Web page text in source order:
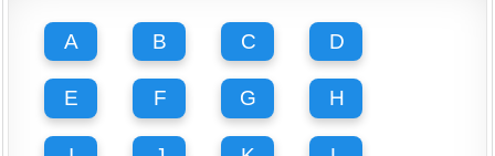
A B C D
E F G H